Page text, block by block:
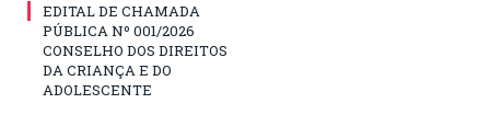
EDITAL DE CHAMADA
PÚBLICA Nº 001/2026
CONSELHO DOS DIREITOS
DA CRIANÇA E DO
ADOLESCENTE